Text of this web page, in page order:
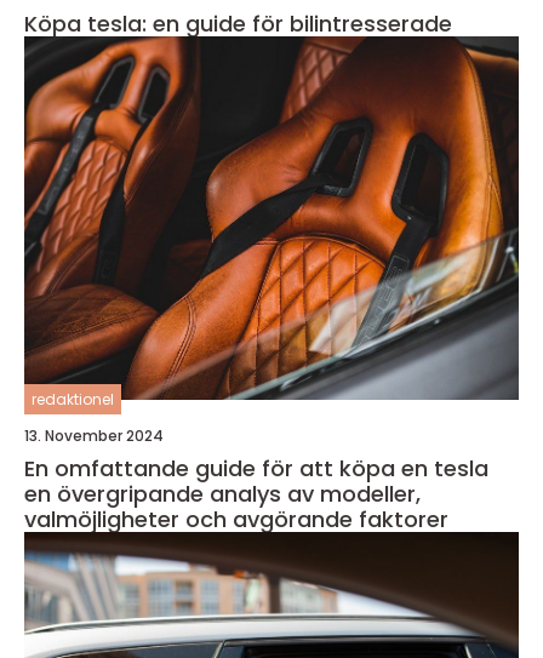
Köpa tesla: en guide för bilintresserade
redaktionel
13. November 2024
En omfattande guide för att köpa en tesla
en övergripande analys av modeller,
valmöjligheter och avgörande faktorer